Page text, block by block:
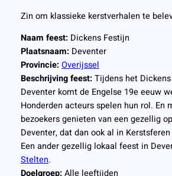
Zin om klassieke kerstverhalen te
Naam feest: Dickens Festijn
Plaatsnaam: Deventer
Provincie: Overijssel
Beschrijving feest: Tijdens het
Deventer komt de Engelse 19e eeuw
Honderden acteurs spelen hun rol. En
bezoekers genieten van een gezellig
Deventer, dat dan ook al in
Een ander gezellig lokaal feest in
Stelten.